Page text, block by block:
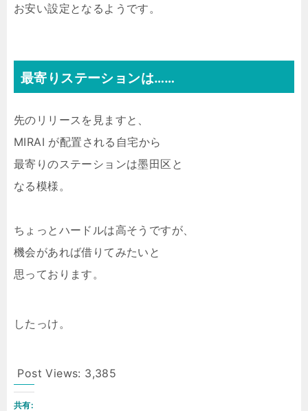
お安い設定となるようです。
最寄りステーションは……
先のリリースを見ますと、
MIRAI が配置される自宅から
最寄りのステーションは墨田区と
なる模様。
ちょっとハードルは高そうですが、
機会があれば借りてみたいと
思っております。
したっけ。
Post Views: 3,385
共有: